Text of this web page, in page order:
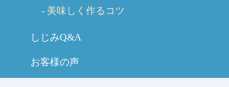
美味しく作るコツ
しじみQ&A
お客様の声